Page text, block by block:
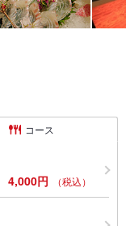
コース
4,000円 （税込）